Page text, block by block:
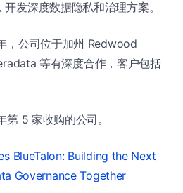
发深度数据隐私和治理方案。
，公司位于加州 Redwood
等有深度合作，客户包括
5 家收购的公司。
BlueTalon: Building the Next
Governance Together